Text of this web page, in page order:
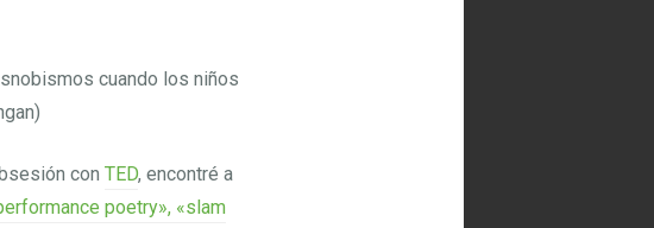
cuando los niños
con TED, encontré a
poetry», «slam